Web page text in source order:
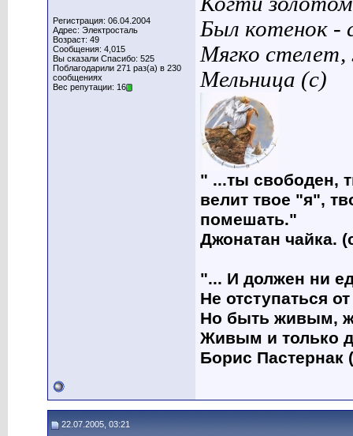
Регистрация: 06.04.2004
Адрес: Электросталь
Возраст: 49
Сообщения: 4,015
Вы сказали Спасибо: 525
Поблагодарили 271 раз(а) в 230
сообщениях
Вес репутации: 16
Был котенок -
Мягко
Мельница (с)
" ...ты свободен,
велит твое "я",
помешать."
Джонатан чайка.
"... И должен ни
Не отступаться
Но быть живым,
Живым и только
Борис Пастернак
22.07.2005, 03:21